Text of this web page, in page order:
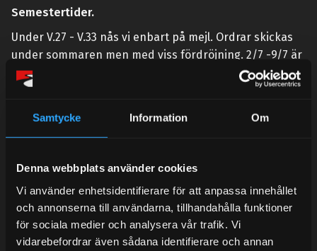
Samtycke Information Om
Denna webbplats använder cookies
Vi använder enhetsidentifierare för att anpassa innehållet
och annonserna till användarna, tillhandahålla funktioner
för sociala medier och analysera vår trafik. Vi
vidarebefordrar även sådana identifierare och annan
Semestertider.
Under V.27 - V.33 nås vi enbart på mejl. Ordrar skickas
under sommaren men med viss fördröjning. 2/7 -9/7 är
det helt stängt.
Mån-Tors: 10:30-15:00
Lunchstängt 12:00-13:00
info@streetperformance.se